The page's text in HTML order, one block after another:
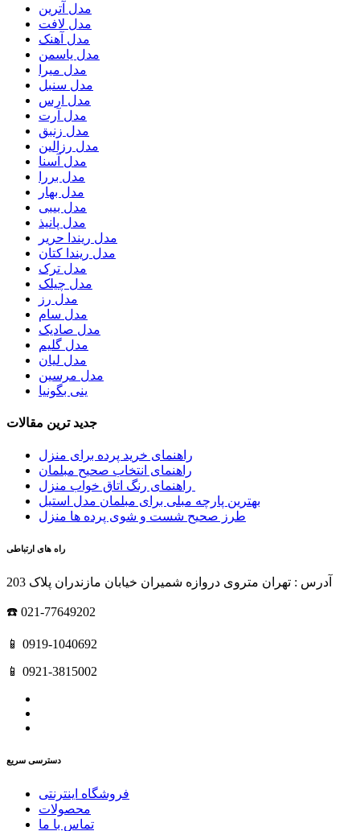
مدل آترین
مدل لافت
مدل آهنک
مدل یاسمن
مدل میرا
مدل سنبل
مدل ارس
مدل آرت
مدل زنبق
مدل رزالین
مدل آسنا
مدل بررا
مدل بهار
مدل بیبی
مدل پانیذ
مدل ریندا حریر
مدل ریندا کتان
مدل ترک
مدل چیلک
مدل رز
مدل سام
مدل صادیک
مدل گلیم
مدل لیان
مدل مرسین
ینی بگونیا
جدید ترین مقالات
راهنمای خرید پرده برای منزل
راهنمای انتخاب صحیح مبلمان
بهترین پارچه مبلی برای مبلمان مدل استیل
طرز صحیح شست و شوی پرده ها منزل
راه های ارتباطی
آدرس : تهران متروی دروازه شمیران خیابان مازندران پلاک 203
☎️ 021-77649202
📱 0919-1040692
📱 0921-3815002
دسترسی سریع
فروشگاه اینترنتی
محصولات
تماس با ما